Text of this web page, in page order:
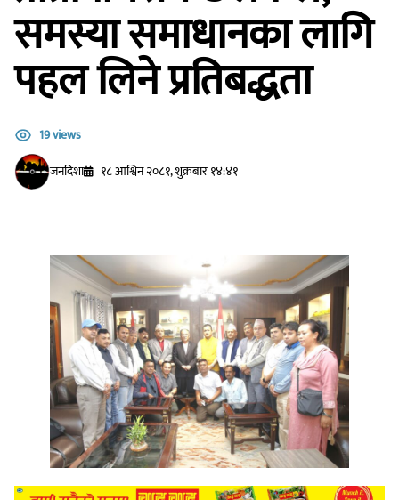
समस्या समाधानका लागि
पहल लिने प्रतिबद्धता
19 views
जनदिशा
१८ आश्विन २०८१, शुक्रबार १४:४१